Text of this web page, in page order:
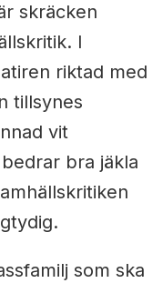
skräcken
I
riktad med
tillsynes
vit
bra jäkla
som ska